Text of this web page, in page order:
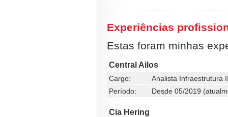
Experiências
Estas foram minhas
Central Ailos
Cargo:
Analista Infraestrutura
Período:
Desde 05/2019
Cia Hering